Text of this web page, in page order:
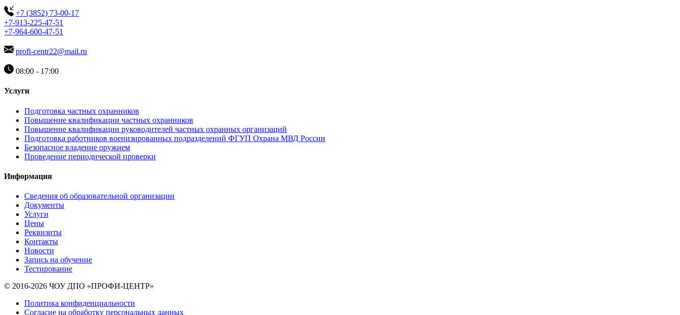
+7 (3852) 73-00-17
+7-913-225-47-51
+7-964-600-47-51
profi-centr22@mail.ru
08:00 - 17:00
Услуги
Подготовка частных охранников
Повышение квалификации частных охранников
Повышение квалификации руководителей частных охранных организаций
Подготовка работников военизированных подразделений ФГУП Охрана МВД России
Безопасное владение оружием
Проведение периодической проверки
Информация
Сведения об образовательной организации
Документы
Услуги
Цены
Реквизиты
Контакты
Новости
Запись на обучение
Тестирование
© 2016-2026 ЧОУ ДПО «ПРОФИ-ЦЕНТР»
Политика конфиденциальности
Согласие на обработку персональных данных